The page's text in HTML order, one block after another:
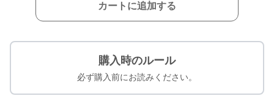
カートに追加する
購入時のルール
必ず購入前にお読みください。